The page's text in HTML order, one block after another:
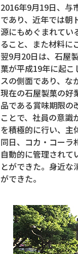
2016年9月19日、与
であり、近年では朝
源にもめぐまれてい
ること、また材料に
翌9月20日は、石屋
菓が平成19年に起
スの側面であり、な
現在の石屋製菓の好
品である賞味期限の
ことで、社員の意識
を積極的に行い、主
同日、コカ・コーラ
自動的に管理されて
とができた。身近
ができた。